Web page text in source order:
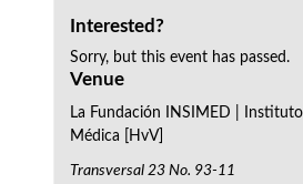
Interested?
Sorry, but this event has passed.
Venue
La Fundación INSIMED |
Médica [HvV]
Transversal 23 No. 93-11